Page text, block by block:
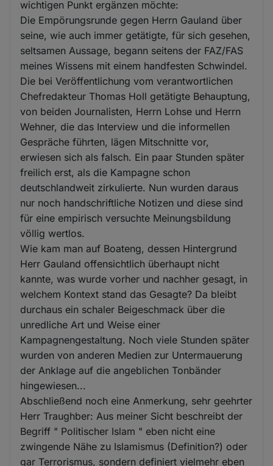
wichtigen Punkt ergänzen möchte:
Die Empörungsrunde gegen Herrn Gauland über
seine, wie auch immer getätigte, für sich gesehen,
seltsamen Aussage, begann seitens der FAZ/FAS
meines Wissens mit einem handfesten Schwindel.
Die bei Veröffentlichung vom verantwortlichen
Chefredakteur Thomas Holl getätigte Behauptung,
von beiden Journalisten, Herrn Lohse und Herrn
Wehner, die das Interview und die informellen
Gespräche führten, lägen Mitschnitte vor,
erwiesen sich als falsch. Ein paar Stunden später
freilich erst, als die Kampagne schon
deutschlandweit zirkulierte. Nun wurden daraus
nur noch handschriftliche Notizen und diese sind
für eine empirisch versuchte Meinungsbildung
völlig wertlos.
Wie kam man auf Boateng, dessen Hintergrund
Herr Gauland offensichtlich überhaupt nicht
kannte, was wurde vorher und nachher gesagt, in
welchem Kontext stand das Gesagte? Da bleibt
durchaus ein schaler Beigeschmack über die
unredliche Art und Weise einer
Kampagnengestaltung. Noch viele Stunden später
wurden von anderen Medien zur Untermauerung
der Anklage auf die angeblichen Tonbänder
hingewiesen...
Abschließend noch eine Anmerkung, sehr geehrter
Herr Traughber: Aus meiner Sicht beschreibt der
Begriff " Politischer Islam " eben nicht eine
zwingende Nähe zu Islamismus (Definition?) oder
gar Terrorismus, sondern definiert vielmehr eben